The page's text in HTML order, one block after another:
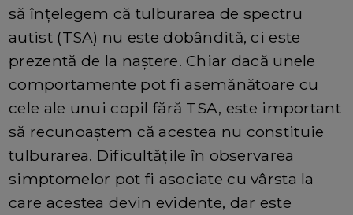
să înțelegem că tulburarea de spectru
autist (TSA) nu este dobândită, ci este
prezentă de la naștere. Chiar dacă unele
comportamente pot fi asemănătoare cu
cele ale unui copil fără TSA, este important
să recunoaștem că acestea nu constituie
tulburarea. Dificultățile în observarea
simptomelor pot fi asociate cu vârsta la
care acestea devin evidente, dar este